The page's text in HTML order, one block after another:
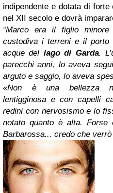
indipendente e dotata di
nel XII secolo e dovrà
“Marco era il figlio
custodiva i terreni e il porto
acque del lago di Garda.
parecchi anni, lo aveva
arguto e saggio, lo aveva
«Non è una bellezza
lentigginosa e con capelli
redini con nervosismo e lo
notato quanto è alta.
Barbarossa... credo che verrò